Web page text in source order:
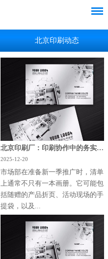
北京印刷动态
北京印刷厂：印刷协作中的务实视角
2025-12-20
市场部在准备新一季推广时，清单
上通常不只有一本画册。它可能包
括随赠的产品折页、活动现场的手
提袋，以及...